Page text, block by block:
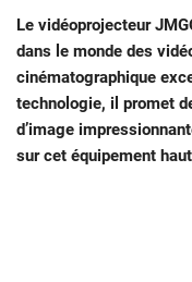
Le vidéoprojecteur
dans le monde des
cinématographique
technologie, il promet
d’image
sur cet équipement